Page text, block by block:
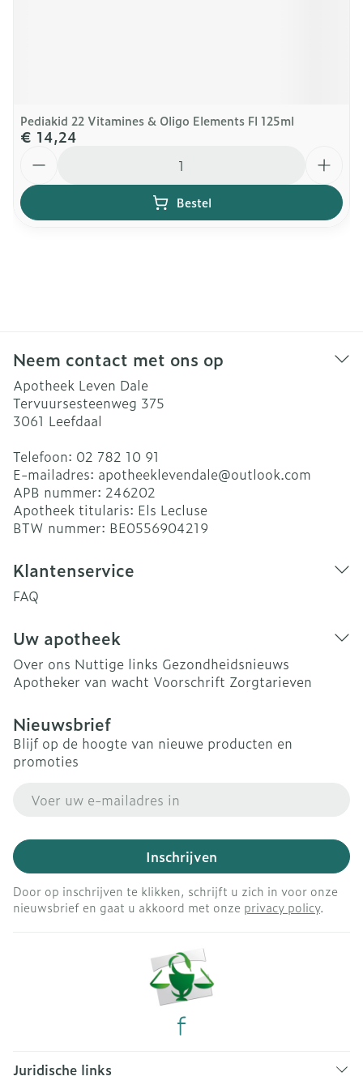
Pediakid 22 Vitamines & Oligo Elements Fl 125ml
€ 14,24
Bestel
Neem contact met ons op
Apotheek Leven Dale
Tervuursesteenweg 375
3061 Leefdaal
Telefoon: 02 782 10 91
E-mailadres: apotheeklevendale@outlook.com
APB nummer: 246202
Apotheek titularis: Els Lecluse
BTW nummer: BE0556904219
Klantenservice
FAQ
Uw apotheek
Over ons Nuttige links Gezondheidsnieuws
Apotheker van wacht Voorschrift Zorgtarieven
Nieuwsbrief
Blijf op de hoogte van nieuwe producten en
promoties
Inschrijven
Door op inschrijven te klikken, schrijft u zich in voor onze
nieuwsbrief en gaat u akkoord met onze privacy policy.
Juridische links